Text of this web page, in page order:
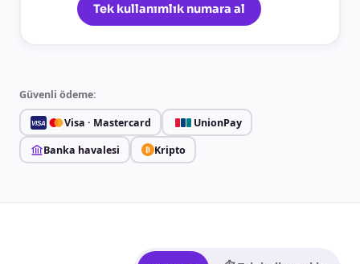
Tek kullanımlık numara al
Güvenli ödeme:
VISA Visa · Mastercard
UnionPay
Banka havalesi
₿ Kripto